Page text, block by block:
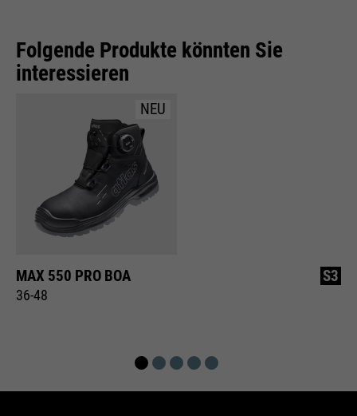
Folgende Produkte könnten Sie
interessieren
NEU
MAX 550 PRO BOA
36-48
S3